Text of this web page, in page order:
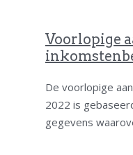
Voorlopige
De voorlopige
2022 is
gegevens